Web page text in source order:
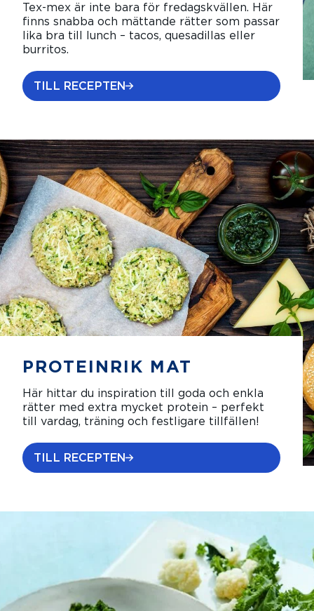
Tex-mex är inte bara för fredagskvällen. Här
finns snabba och mättande rätter som passar
lika bra till lunch – tacos, quesadillas eller
burritos.
TILL RECEPTEN
PROTEINRIK MAT
Här hittar du inspiration till goda och enkla
rätter med extra mycket protein – perfekt
till vardag, träning och festligare tillfällen!
TILL RECEPTEN